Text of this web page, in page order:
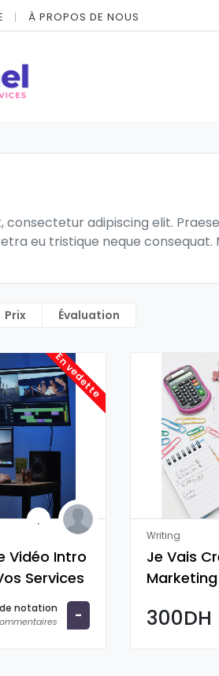
À PROPOS DE NOUS
consectetur adipiscing elit.
eu tristique neque
Prix Évaluation
En vedette
Vidéo Intro
Services
notation -
Writing
Je Vais
300DH